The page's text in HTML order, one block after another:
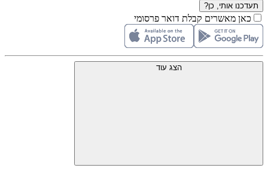
תעדכנו אותי, כן?
כאן מאשרים קבלת דואר פרסומי
הצג עוד